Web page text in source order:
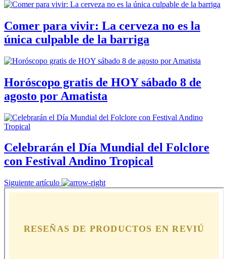
Comer para vivir: La cerveza no es la
única culpable de la barriga
Horóscopo gratis de HOY sábado 8 de
agosto por Amatista
Celebrarán el Día Mundial del Folclore
con Festival Andino Tropical
Siguiente artículo